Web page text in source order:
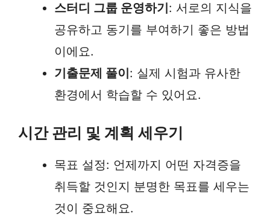
스터디 그룹 운영하기: 서로의 지식을
공유하고 동기를 부여하기 좋은 방법
이에요.
기출문제 풀이: 실제 시험과 유사한
환경에서 학습할 수 있어요.
시간 관리 및 계획 세우기
목표 설정: 언제까지 어떤 자격증을
취득할 것인지 분명한 목표를 세우는
것이 중요해요.